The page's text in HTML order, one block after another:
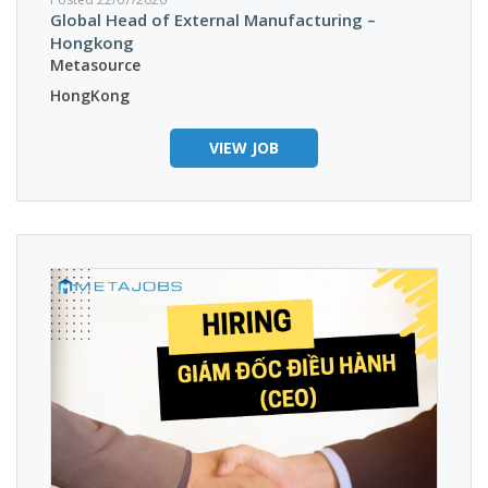
Global Head of External Manufacturing –
Hongkong
Metasource
HongKong
VIEW JOB